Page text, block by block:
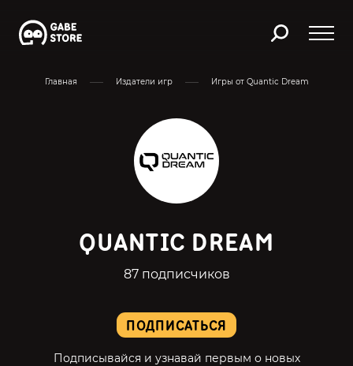
Главная Издатели игр Игры от Quantic Dream
ПОДПИСАТЬСЯ
Подписывайся и узнавай первым о новых
QUANTIC DREAM
87 подписчиков